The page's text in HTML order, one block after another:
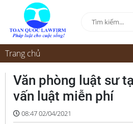
Trang chủ
Văn phòng luật sư
vấn luật miễn phí
08:47 02/04/2021